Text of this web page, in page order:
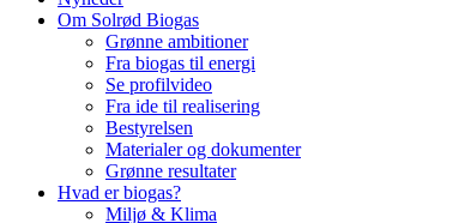
Om Solrød Biogas
Grønne ambitioner
Fra biogas til energi
Se profilvideo
Fra ide til realisering
Bestyrelsen
Materialer og dokumenter
Grønne resultater
Hvad er biogas?
Miljø & Klima